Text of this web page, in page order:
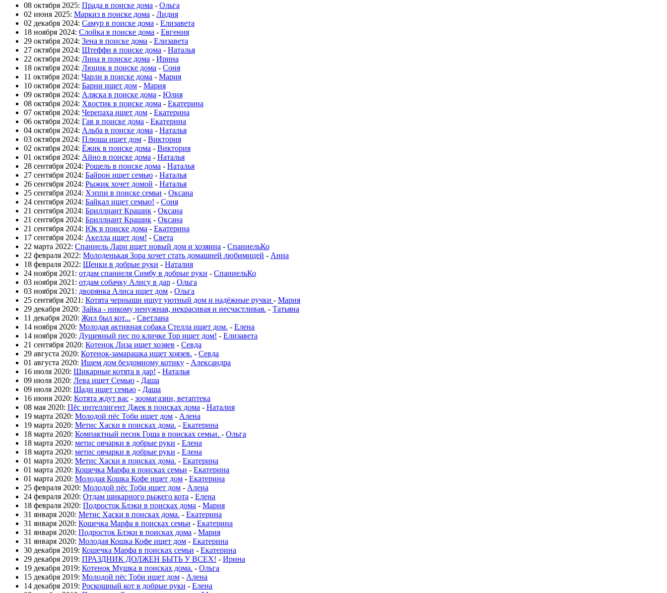
08 октября 2025: Прада в поиске дома - Ольга
02 июня 2025: Маркиз в поиске дома - Лидия
02 декабря 2024: Самур в поиске дома - Елизавета
18 ноября 2024: Слойка в поиске дома - Евгения
29 октября 2024: Зена в поиске дома - Елизавета
27 октября 2024: Штеффи в поиске дома - Наталья
22 октября 2024: Лина в поиске дома - Ирина
18 октября 2024: Люцик в поиске дома - Соня
11 октября 2024: Чарли в поиске дома - Мария
10 октября 2024: Барни ищет дом - Мария
09 октября 2024: Аляска в поиске дома - Юлия
08 октября 2024: Хвостик в поиске дома - Екатерина
07 октября 2024: Черепаха ищет дом - Екатерина
06 октября 2024: Гав в поиске дома - Екатерина
04 октября 2024: Альба в поиске дома - Наталья
03 октября 2024: Плюша ищет дом - Виктория
02 октября 2024: Ёжик в поиске дома - Виктория
01 октября 2024: Айно в поиске дома - Наталья
28 сентября 2024: Рошель в поиске дома - Наталья
27 сентября 2024: Байрон ищет семью - Наталья
26 сентября 2024: Рыжик хочет домой - Наталья
25 сентября 2024: Хэппи в поиске семьи - Оксана
24 сентября 2024: Байкал ищет семью! - Соня
21 сентября 2024: Бриллиант Крашик - Оксана
21 сентября 2024: Бриллиант Крашик - Оксана
21 сентября 2024: Юк в поиске дома - Екатерина
17 сентября 2024: Акелла ищет дом! - Света
22 марта 2022: Спаниель Лари ищет новый дом и хозяина - СпаниельКо
22 февраля 2022: Молоденькая Зора хочет стать домашней любимицей - Анна
18 февраля 2022: Щенки в добрые руки - Наталия
24 ноября 2021: отдам спаниеля Симбу в добрые руки - СпаниельКо
03 ноября 2021: отдам собачку Алису в дар - Ольга
03 ноября 2021: дворянка Алиса ищет дом - Ольга
25 сентября 2021: Котята черныши ищут уютный дом и надёжные ручки - Мария
29 декабря 2020: Зайка - никому ненужная, некрасивая и несчастливая. - Татьяна
11 декабря 2020: Жил был кот... - Светлана
14 ноября 2020: Молодая активная собака Стелла ищет дом. - Елена
14 ноября 2020: Душевный пес по кличке Тор ищет дом! - Елизавета
21 сентября 2020: Котенок Лиза ищет хозяев - Севда
29 августа 2020: Котенок-замарашка ищет хоязев. - Севда
01 августа 2020: Ищем дом бездомному котику - Александра
16 июля 2020: Шикарные котята в дар! - Наталья
09 июля 2020: Лева ищет Семью - Даша
09 июля 2020: Шади ищет семью - Даша
16 июня 2020: Котята ждут вас - зоомагазин, ветаптека
08 мая 2020: Пёс интеллигент Джек в поисках дома - Наталия
19 марта 2020: Молодой пёс Тоби ищет дом - Алена
19 марта 2020: Метис Хаски в поисках дома. - Екатерина
18 марта 2020: Компактный песик Гоша в поисках семьи. - Ольга
18 марта 2020: метис овчарки в добрые руки - Елена
18 марта 2020: метис овчарки в добрые руки - Елена
01 марта 2020: Метис Хаски в поисках дома. - Екатерина
01 марта 2020: Кошечка Марфа в поисках семьи - Екатерина
01 марта 2020: Молодая Кошка Кофе ищет дом - Екатерина
25 февраля 2020: Молодой пёс Тоби ищет дом - Алена
24 февраля 2020: Отдам шикарного рыжего кота - Елена
18 февраля 2020: Подросток Блэки в поисках дома - Мария
31 января 2020: Метис Хаски в поисках дома. - Екатерина
31 января 2020: Кошечка Марфа в поисках семьи - Екатерина
31 января 2020: Подросток Блэки в поисках дома - Мария
31 января 2020: Молодая Кошка Кофе ищет дом - Екатерина
30 декабря 2019: Кошечка Марфа в поисках семьи - Екатерина
29 декабря 2019: ПРАЗДНИК ДОЛЖЕН БЫТЬ У ВСЕХ! - Ирина
19 декабря 2019: Котенок Мушка в поисках дома. - Ольга
15 декабря 2019: Молодой пёс Тоби ищет дом - Алена
14 декабря 2019: Роскошный кот в добрые руки - Елена